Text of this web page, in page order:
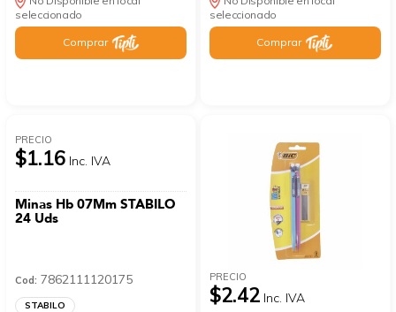
seleccionado
Comprar
seleccionado
Comprar
PRECIO
$1.16 Inc. IVA
Minas Hb 07Mm STABILO
24 Uds
Cod: 7862111120175
STABILO
PRECIO
$2.42 Inc. IVA